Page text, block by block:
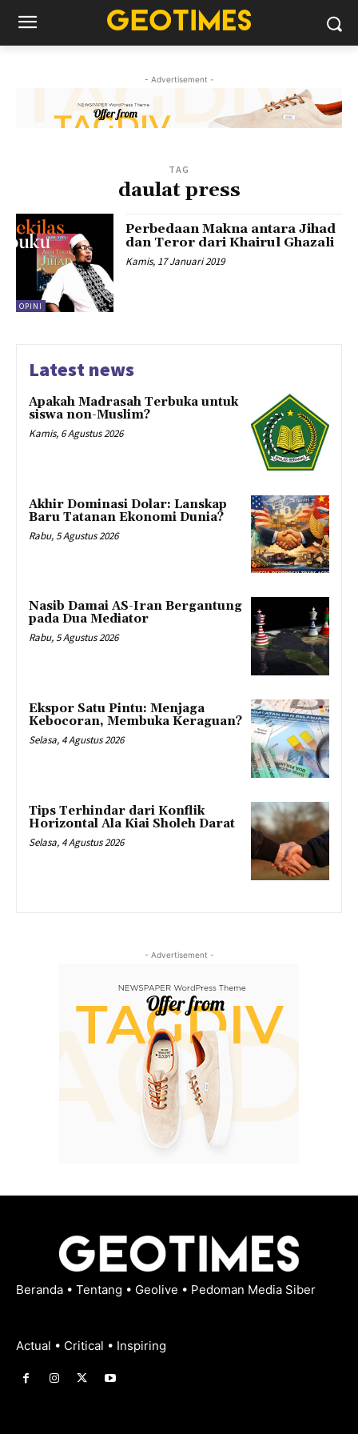
- Advertisement -
TAG
daulat press
OPINI
Perbedaan Makna antara Jihad
dan Teror dari Khairul Ghazali
Kamis, 17 Januari 2019
Latest news
Apakah Madrasah Terbuka untuk
siswa non-Muslim?
Kamis, 6 Agustus 2026
Akhir Dominasi Dolar: Lanskap
Baru Tatanan Ekonomi Dunia?
Rabu, 5 Agustus 2026
Nasib Damai AS-Iran Bergantung
pada Dua Mediator
Rabu, 5 Agustus 2026
Ekspor Satu Pintu: Menjaga
Kebocoran, Membuka Keraguan?
Selasa, 4 Agustus 2026
Tips Terhindar dari Konflik
Horizontal Ala Kiai Sholeh Darat
Selasa, 4 Agustus 2026
- Advertisement -
Beranda • Tentang • Geolive • Pedoman Media Siber
Actual • Critical • Inspiring